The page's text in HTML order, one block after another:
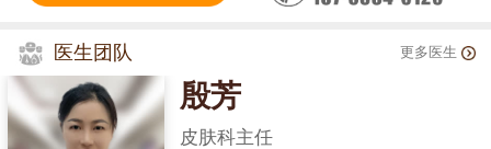
医生团队 更多医生
殷芳
皮肤科主任